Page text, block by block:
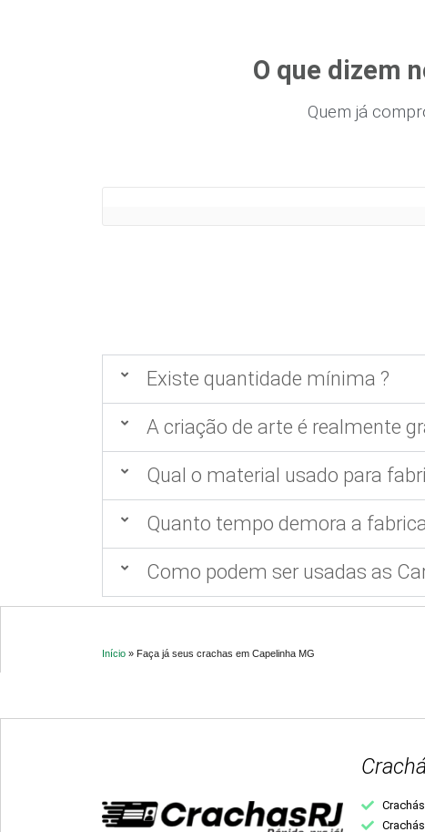
O que dizem
Quem já
Existe quantidade mínima ?
A criação de arte é realmente
Qual o material usado para
Quanto tempo demora a
Como podem ser usadas as
Início » Faça já seus crachas em Capelinha MG